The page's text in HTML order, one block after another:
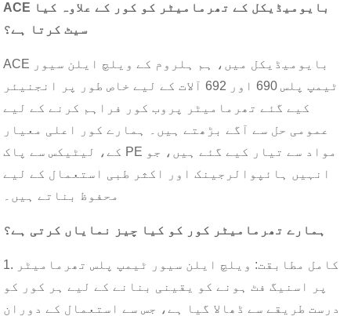
ACE بایومیڈیکل کے تھرمامیٹر کو کور کے علاوہ کیا
سیٹ کرتا ہے؟
ACE بایومیڈیکل میں، ہم ہلروم کے ویلچ ایلن سیور
ٹیمپ پلس 690 اور 692 آلات کے لیے خاص طور پر انجنیئر
کیے گئے تھرمامیٹر پروب کور فراہم کرنے کے لیے
عمومی حل سے آگے بڑھتے ہیں۔ ہمارے کور اعلی معیار
کے، لیٹیکس سے پاک PE مواد سے تیار کیے گئے ہیں، جو
انہیں ہائپوالرجینک اور اکثر طبی استعمال کے لیے
محفوظ بناتے ہیں۔
ہمارے تھرمامیٹر کور کو کیا چیز نمایاں کرتی ہے؟
1. کامل مطابقت: ویلچ ایلن سیور ٹیمپ پلس تھرمامیٹر
پر اسنیگ فٹ ہونے کو یقینی بنانے کے لیے ہر کور کو
درست طریقے سے ڈھالا گیا ہے، جس سے استعمال کے دوران